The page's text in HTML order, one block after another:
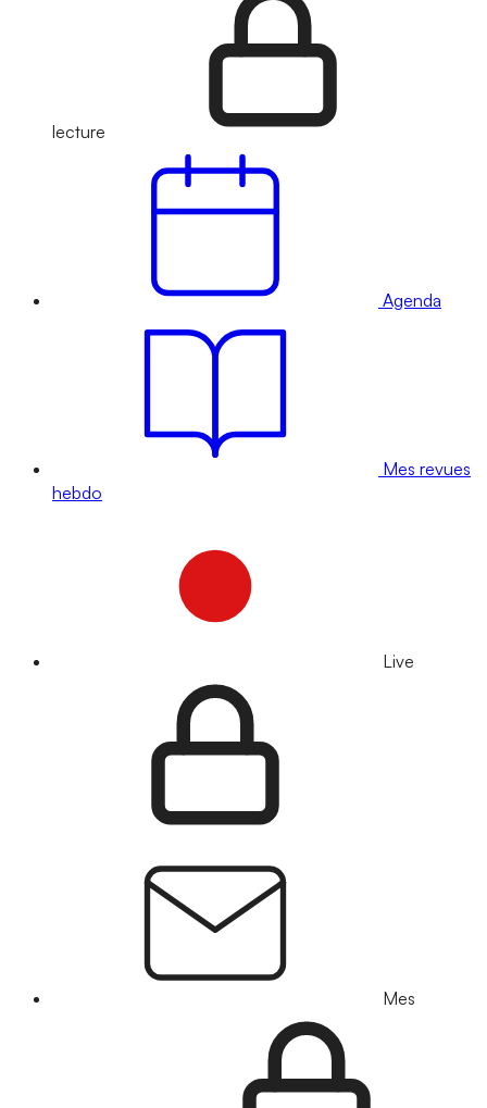
lecture
Agenda
Mes revues
hebdo
Live
Mes